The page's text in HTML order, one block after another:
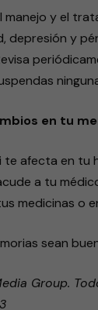
manejo y el
depresión y
en tu
te afecta en
a tu
medicinas o
sean
Group.